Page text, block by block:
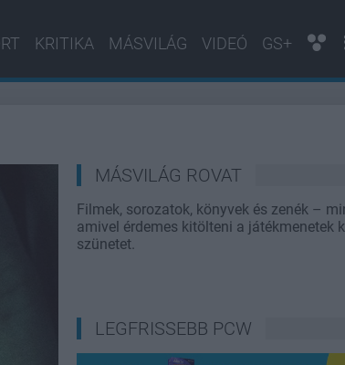
KRITIKA MÁSVILÁG VIDEÓ GS+
MÁSVILÁG ROVAT
Filmek, sorozatok, könyvek és zenék –
amivel érdemes kitölteni a játékmenetek
szünetet.
LEGFRISSEBB PCW